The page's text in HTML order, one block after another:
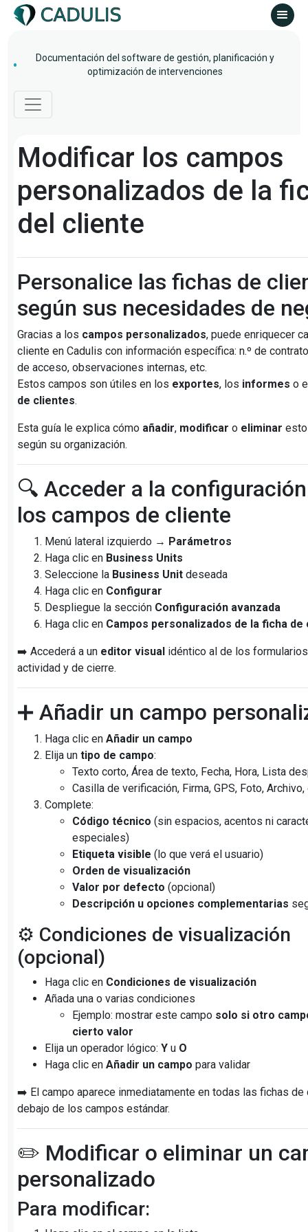
Documentación del software de gestión, planificación y
optimización de intervenciones
Modificar los campos
personalizados de la
del cliente
Personalice las fichas de
según sus necesidades de
Gracias a los campos personalizados, puede enriquecer
cliente en Cadulis con información específica: n.º de
de acceso, observaciones internas, etc.
Estos campos son útiles en los exportes, los informes o
de clientes.
Esta guía le explica cómo añadir, modificar o eliminar
según su organización.
🔍 Acceder a la
los campos de cliente
Menú lateral izquierdo → Parámetros
Haga clic en Business Units
Seleccione la Business Unit deseada
Haga clic en Configurar
Despliegue la sección Configuración avanzada
Haga clic en Campos personalizados de la ficha de
➡️ Accederá a un editor visual idéntico al de los
actividad y de cierre.
➕ Añadir un campo
Haga clic enAñadir un campo
Elija untipo de campo:
Texto corto, Área de texto, Fecha, Hora, Lista
Casilla de verificación, Firma, GPS, Foto, Archivo,
Complete:
Código técnico (sin espacios, acentos ni
especiales)
Etiqueta visible (lo que verá el usuario)
Orden de visualización
Valor por defecto (opcional)
Descripción u opciones complementarias
⚙️ Condiciones de visualización
(opcional)
Haga clic en Condiciones de visualización
Añada una o varias condiciones
Ejemplo: mostrar este campo solo si otro
cierto valor
Elija un operador lógico:Y u O
Haga clic enAñadir un campo para validar
➡️ El campo aparece inmediatamente en todas las fichas de
debajo de los campos estándar.
✏️ Modificar o eliminar un
personalizado
Para modificar: